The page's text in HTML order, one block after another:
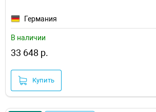
Германия
В наличии
33 648 р.
Купить